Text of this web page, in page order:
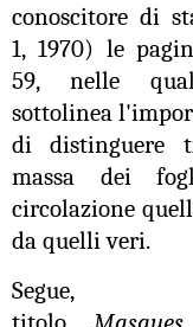
conoscitore di
1, 1970) le
59, nelle
sottolinea
di distinguere
massa dei
circolazione
da quelli veri.
Segue,